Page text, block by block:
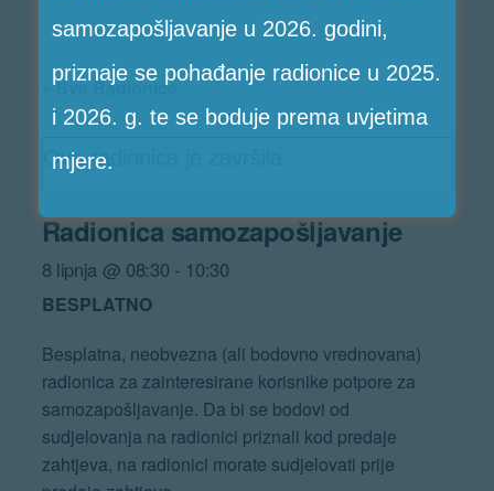
« Sve Radionice
Ova radionica je završila.
Radionica samozapošljavanje
8 lipnja @ 08:30 - 10:30
BESPLATNO
Besplatna, neobvezna (ali bodovno vrednovana)
radionica za zainteresirane korisnike potpore za
samozapošljavanje. Da bi se bodovi od
sudjelovanja na radionici priznali kod predaje
zahtjeva, na radionici morate sudjelovati prije
samozapošljavanje u 2026. godini,
priznaje se pohađanje radionice u 2025.
i 2026. g. te se boduje prema uvjetima
mjere.